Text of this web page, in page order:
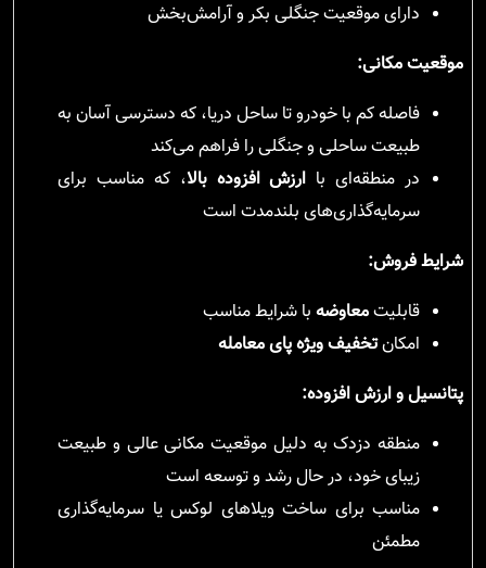
دارای موقعیت جنگلی بکر و آرامش‌بخش
موقعیت مکانی:
فاصله کم با خودرو تا ساحل دریا، که دسترسی آسان به
طبیعت ساحلی و جنگلی را فراهم می‌کند
در منطقه‌ای با ارزش افزوده بالا، که مناسب برای
سرمایه‌گذاری‌های بلندمدت است
شرایط فروش:
قابلیتمعاوضه با شرایط مناسب
امکانتخفیف ویژه پای معامله
پتانسیل و ارزش افزوده:
منطقه دزدک به دلیل موقعیت مکانی عالی و طبیعت
زیبای خود، در حال رشد و توسعه است
مناسب برای ساخت ویلاهای لوکس یا سرمایه‌گذاری
مطمئن